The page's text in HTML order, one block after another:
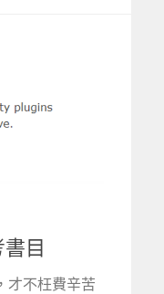
目
才不枉費辛苦